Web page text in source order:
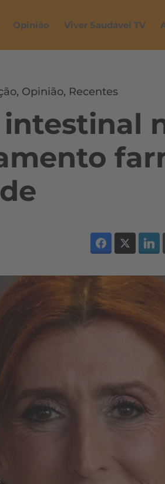
Opinião Viver Saudável TV
, Opinião, Recentes